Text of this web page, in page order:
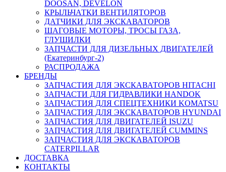
DOOSAN, DEVELON
КРЫЛЬЧАТКИ ВЕНТИЛЯТОРОВ
ДАТЧИКИ ДЛЯ ЭКСКАВАТОРОВ
ШАГОВЫЕ МОТОРЫ, ТРОСЫ ГАЗА,
ГЛУШИЛКИ
ЗАПЧАСТИ ДЛЯ ДИЗЕЛЬНЫХ ДВИГАТЕЛЕЙ
(Екатеринбург-2)
РАСПРОДАЖА
БРЕНДЫ
ЗАПЧАСТИЯ ДЛЯ ЭКСКАВАТОРОВ HITACHI
ЗАПЧАСТИ ДЛЯ ГИДРАВЛИКИ HANDOK
ЗАПЧАСТИЯ ДЛЯ СПЕЦТЕХНИКИ KOMATSU
ЗАПЧАСТИЯ ДЛЯ ЭКСКАВАТОРОВ HYUNDAI
ЗАПЧАСТИЯ ДЛЯ ДВИГАТЕЛЕЙ ISUZU
ЗАПЧАСТИЯ ДЛЯ ДВИГАТЕЛЕЙ CUMMINS
ЗАПЧАСТИЯ ДЛЯ ЭКСКАВАТОРОВ
CATERPILLAR
ДОСТАВКА
КОНТАКТЫ